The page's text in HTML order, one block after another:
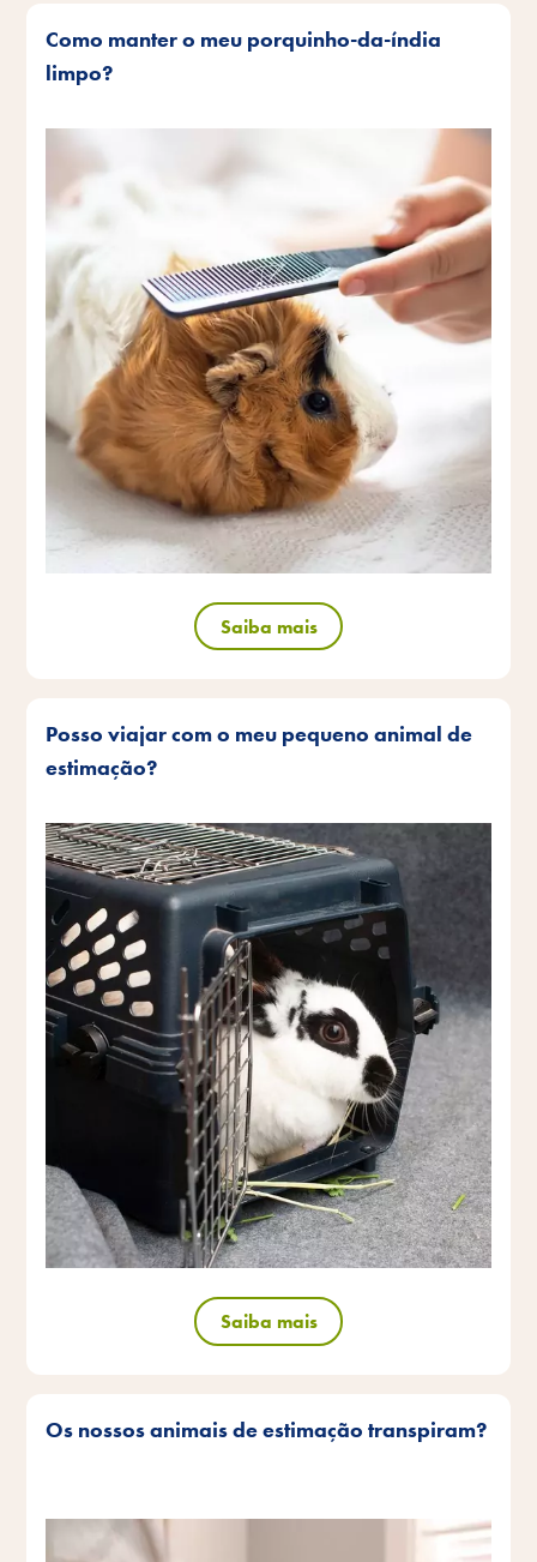
Como manter o meu porquinho-da-índia
limpo?
Saiba mais
Posso viajar com o meu pequeno animal de
estimação?
Saiba mais
Os nossos animais de estimação transpiram?